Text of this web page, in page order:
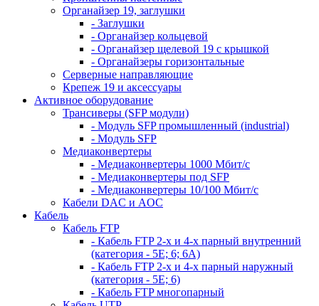
Органайзер 19, заглушки
- Заглушки
- Органайзер кольцевой
- Органайзер щелевой 19 с крышкой
- Органайзеры горизонтальные
Серверные направляющие
Крепеж 19 и аксессуары
Активное оборудование
Трансиверы (SFP модули)
- Модуль SFP промышленный (industrial)
- Модуль SFP
Медиаконвертеры
- Медиаконвертеры 1000 Мбит/с
- Медиаконвертеры под SFP
- Медиаконвертеры 10/100 Мбит/с
Кабели DAC и AOC
Кабель
Кабель FTP
- Кабель FTP 2-х и 4-х парный внутренний
(категория - 5Е; 6; 6А)
- Кабель FTP 2-х и 4-х парный наружный
(категория - 5Е; 6)
- Кабель FTP многопарный